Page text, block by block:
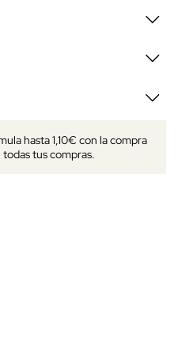
hasta 1,10€ con la compra
tus compras.